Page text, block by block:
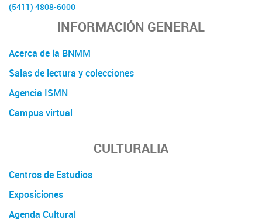
(5411) 4808-6000
INFORMACIÓN GENERAL
Acerca de la BNMM
Salas de lectura y colecciones
Agencia ISMN
Campus virtual
CULTURALIA
Centros de Estudios
Exposiciones
Agenda Cultural